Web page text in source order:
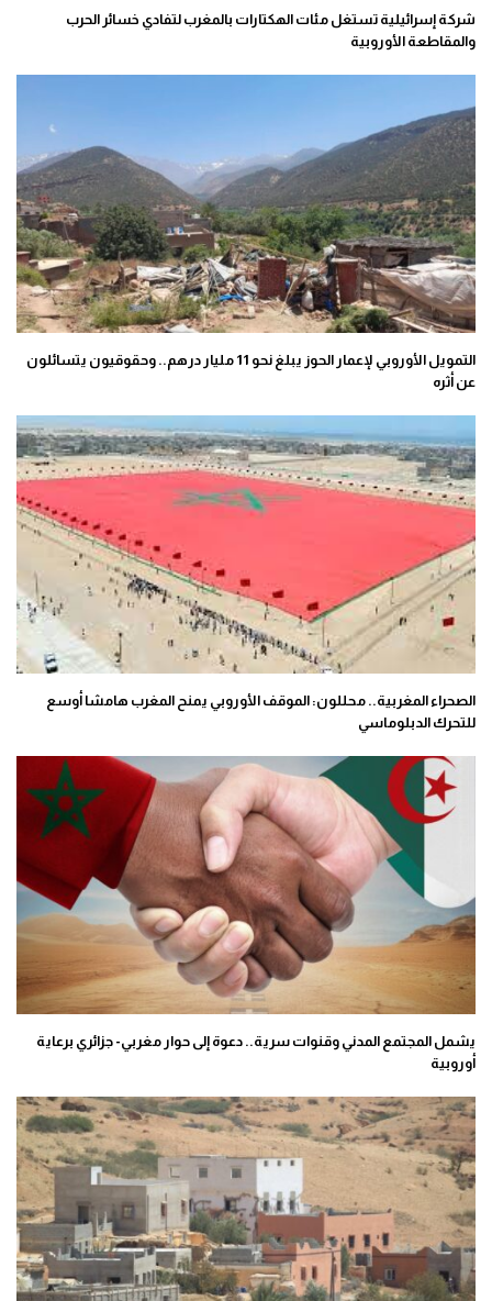
شركة إسرائيلية تستغل مئات الهكتارات بالمغرب لتفادي خسائر الحرب
والمقاطعة الأوروبية
التمويل الأوروبي لإعمار الحوز يبلغ نحو 11 مليار درهم.. وحقوقيون يتسائلون
عن أثره
الصحراء المغربية.. محللون: الموقف الأوروبي يمنح المغرب هامشا أوسع
للتحرك الدبلوماسي
يشمل المجتمع المدني وقنوات سرية.. دعوة إلى حوار مغربي- جزائري برعاية
أوروبية